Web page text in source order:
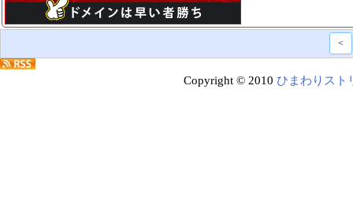
<
Copyright © 2010 ひまわりスト